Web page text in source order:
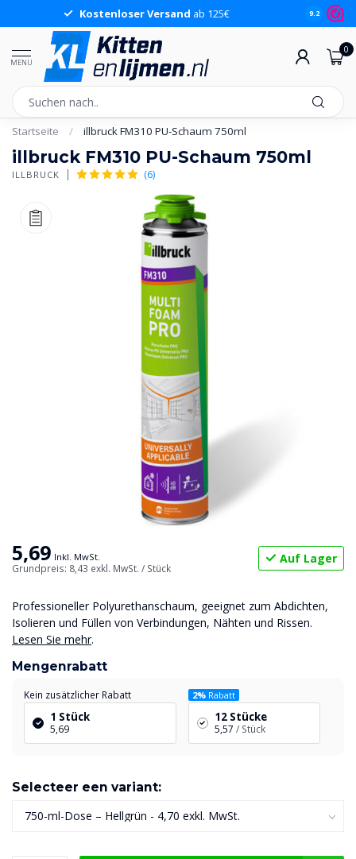
Kostenloser Versand ab 125€ 9.2
MENU
0
Startseite / illbruck FM310 PU-Schaum 750ml
illbruck FM310 PU-Schaum 750ml
ILLBRUCK (6)
5,69 Inkl. MwSt.
Grundpreis: 8,43 exkl. MwSt. / Stück
Auf Lager
Professioneller Polyurethanschaum, geeignet zum Abdichten,
Isolieren und Füllen von Verbindungen, Nähten und Rissen.
Lesen Sie mehr.
Mengenrabatt
Kein zusätzlicher Rabatt
1 Stück
5,69
2%Rabatt
12 Stücke
5,57 / Stück
Selecteer een variant: